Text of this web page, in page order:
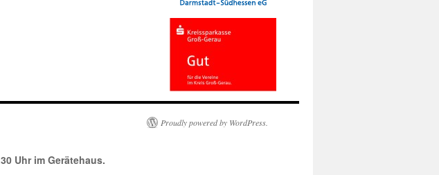
Uhr im Gerätehaus.
Proudly powered by WordPress.